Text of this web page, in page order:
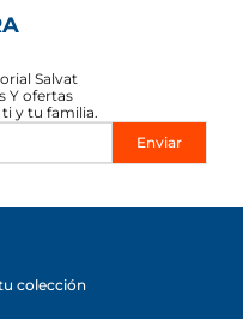
Salvat
Y ofertas
y tu familia.
Enviar
colección